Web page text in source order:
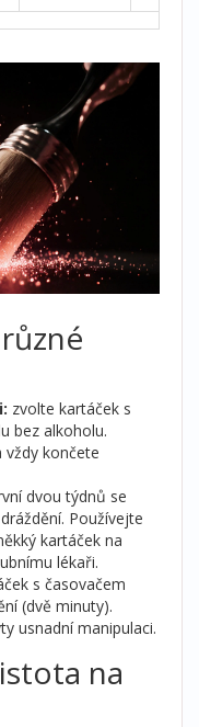
zvolte kartáček s
bez alkoholu.
vždy končete
dvou týdnů se
Používejte
kartáček na
lékaři.
s časovačem
(dvě minuty).
usnadní manipulaci.
na